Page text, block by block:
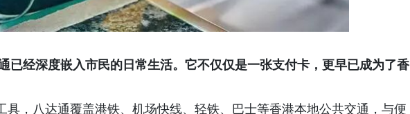
已经深度嵌入市民的日常生活。它不仅仅是一张支付卡，更早已成为了香
具，八达通覆盖港铁、机场快线、轻铁、巴士等香港本地公共交通，与便